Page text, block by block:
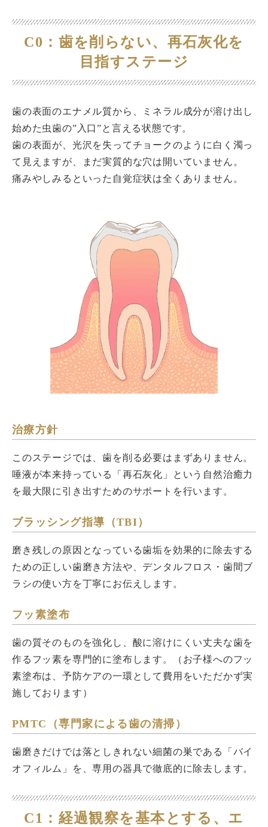
C0：歯を削らない、再石灰化を
目指すステージ
歯の表面のエナメル質から、ミネラル成分が溶け出し
始めた虫歯の”入口”と言える状態です。
歯の表面が、光沢を失ってチョークのように白く濁っ
て見えますが、まだ実質的な穴は開いていません。
痛みやしみるといった自覚症状は全くありません。
治療方針
このステージでは、歯を削る必要はまずありません。
唾液が本来持っている「再石灰化」という自然治癒力
を最大限に引き出すためのサポートを行います。
ブラッシング指導（TBI）
磨き残しの原因となっている歯垢を効果的に除去する
ための正しい歯磨き方法や、デンタルフロス・歯間ブ
ラシの使い方を丁寧にお伝えします。
フッ素塗布
歯の質そのものを強化し、酸に溶けにくい丈夫な歯を
作るフッ素を専門的に塗布します。（お子様へのフッ
素塗布は、予防ケアの一環として費用をいただかず実
施しております）
PMTC（専門家による歯の清掃）
歯磨きだけでは落としきれない細菌の巣である「バイ
オフィルム」を、専用の器具で徹底的に除去します。
C1：経過観察を基本とする、エ